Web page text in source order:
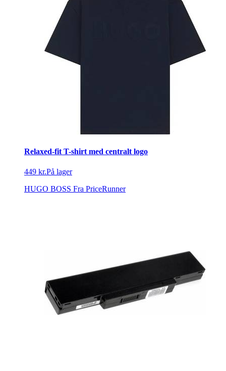
Relaxed-fit T-shirt med centralt logo
449 kr.På lager
HUGO BOSS Fra PriceRunner